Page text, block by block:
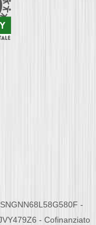
-
- Cofinanziato